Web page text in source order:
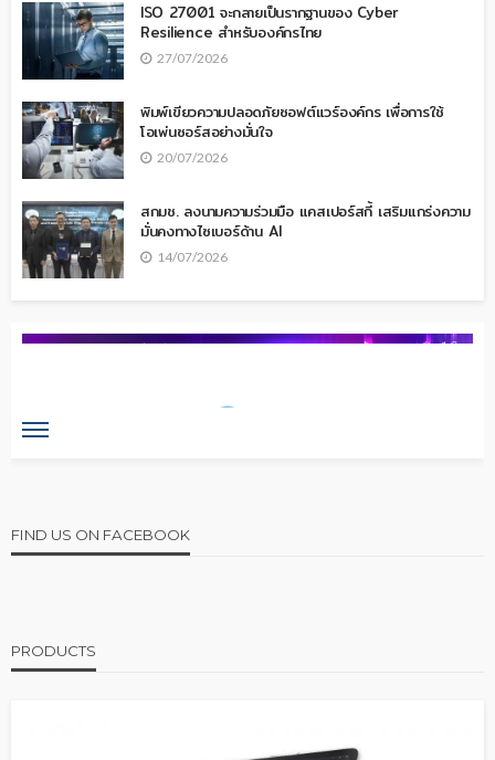
ISO 27001 จะกลายเป็นรากฐานของ Cyber
Resilience สำหรับองค์กรไทย
27/07/2026
พิมพ์เขียวความปลอดภัยซอฟต์แวร์องค์กร เพื่อการใช้
โอเพ่นซอร์สอย่างมั่นใจ
20/07/2026
สกมช. ลงนามความร่วมมือ แคสเปอร์สกี้ เสริมแกร่งความ
มั่นคงทางไซเบอร์ด้าน AI
14/07/2026
FIND US ON FACEBOOK
PRODUCTS